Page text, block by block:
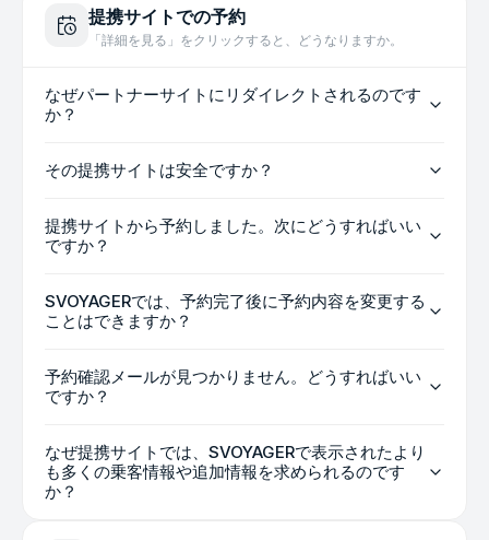
提携サイトでの予約
「詳細を見る」をクリックすると、どうなりますか。
なぜパートナーサイトにリダイレクトされるのです
か？
その提携サイトは安全ですか？
提携サイトから予約しました。次にどうすればいい
ですか？
SVOYAGERでは、予約完了後に予約内容を変更する
ことはできますか？
予約確認メールが見つかりません。どうすればいい
ですか？
なぜ提携サイトでは、SVOYAGERで表示されたより
も多くの乗客情報や追加情報を求められるのです
か？